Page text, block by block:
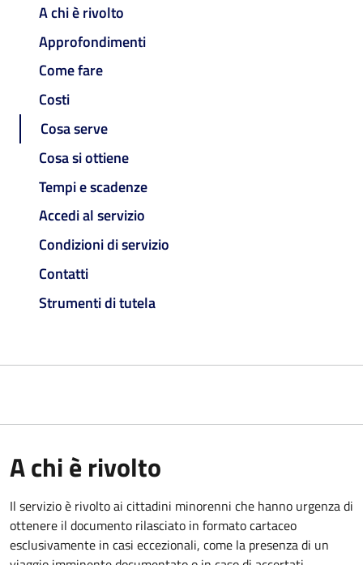
A chi è rivolto
Approfondimenti
Come fare
Costi
Cosa serve
Cosa si ottiene
Tempi e scadenze
Accedi al servizio
Condizioni di servizio
Contatti
Strumenti di tutela
A chi è rivolto
Il servizio è rivolto ai cittadini minorenni che hanno urgenza di
ottenere il documento rilasciato in formato cartaceo
esclusivamente in casi eccezionali, come la presenza di un